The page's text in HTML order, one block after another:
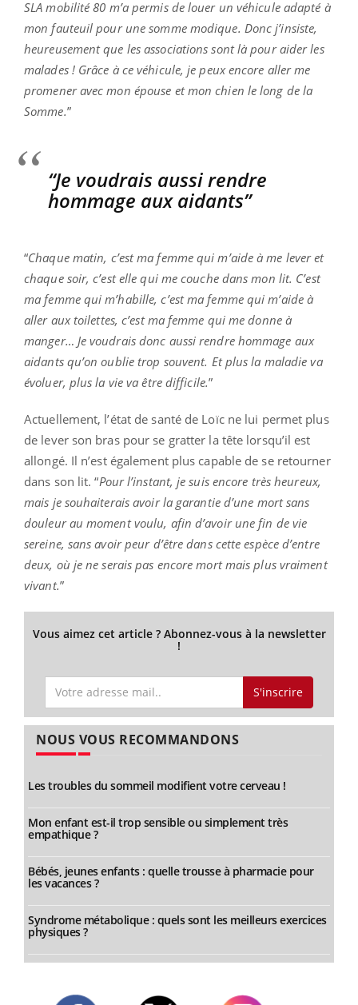
SLA mobilité 80 m’a permis de louer un véhicule adapté à
mon fauteuil pour une somme modique. Donc j’insiste,
heureusement que les associations sont là pour aider les
malades ! Grâce à ce véhicule, je peux encore aller me
promener avec mon épouse et mon chien le long de la
Somme.”
“Je voudrais aussi rendre
hommage aux aidants”
“Chaque matin, c’est ma femme qui m’aide à me lever et
chaque soir, c’est elle qui me couche dans mon lit. C’est
ma femme qui m’habille, c’est ma femme qui m’aide à
aller aux toilettes, c’est ma femme qui me donne à
manger… Je voudrais donc aussi rendre hommage aux
aidants qu’on oublie trop souvent. Et plus la maladie va
évoluer, plus la vie va être difficile.”
Actuellement, l’état de santé de Loïc ne lui permet plus
de lever son bras pour se gratter la tête lorsqu’il est
allongé. Il n’est également plus capable de se retourner
dans son lit. “Pour l’instant, je suis encore très heureux,
mais je souhaiterais avoir la garantie d’une mort sans
douleur au moment voulu, afin d’avoir une fin de vie
sereine, sans avoir peur d’être dans cette espèce d’entre
deux, où je ne serais pas encore mort mais plus vraiment
vivant.”
Vous aimez cet article ? Abonnez-vous à la newsletter
!
S'inscrire
NOUS VOUS RECOMMANDONS
Les troubles du sommeil modifient votre cerveau !
Mon enfant est-il trop sensible ou simplement très
empathique ?
Bébés, jeunes enfants : quelle trousse à pharmacie pour
les vacances ?
Syndrome métabolique : quels sont les meilleurs exercices
physiques ?